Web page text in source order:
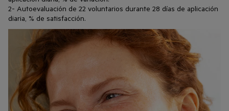
2- Autoevaluación de 22 voluntarios durante 28 días de aplicación
diaria, % de satisfacción.